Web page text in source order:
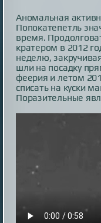
Аномальная
Попокатепетль
время.
кратером в 2012
неделю,
шли на посадку
феерия и летом
списать на куски
Поразительные